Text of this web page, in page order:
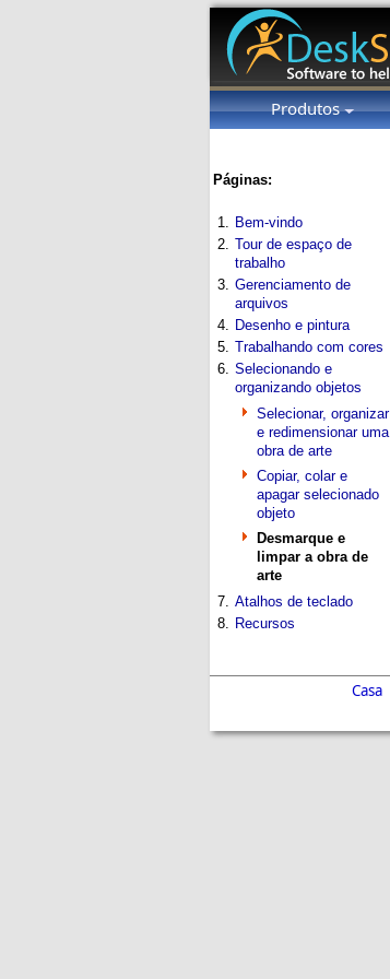
Produtos
Páginas:
1. Bem-vindo
2. Tour de espaço de
trabalho
3. Gerenciamento de
arquivos
4. Desenho e pintura
5. Trabalhando com cores
6. Selecionando e
organizando objetos
Selecionar, organizar
e redimensionar uma
obra de arte
Copiar, colar e
apagar selecionado
objeto
Desmarque e
limpar a obra de
arte
7. Atalhos de teclado
8. Recursos
Casa